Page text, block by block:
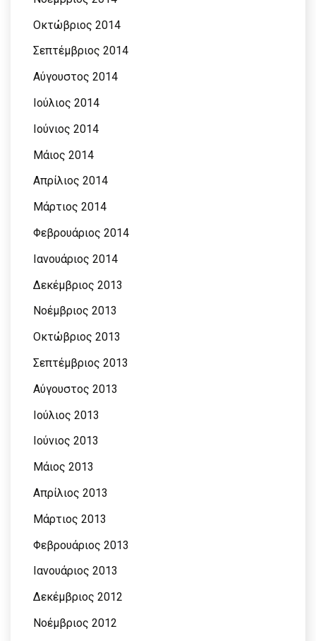
Οκτώβριος 2014
Σεπτέμβριος 2014
Αύγουστος 2014
Ιούλιος 2014
Ιούνιος 2014
Μάιος 2014
Απρίλιος 2014
Μάρτιος 2014
Φεβρουάριος 2014
Ιανουάριος 2014
Δεκέμβριος 2013
Νοέμβριος 2013
Οκτώβριος 2013
Σεπτέμβριος 2013
Αύγουστος 2013
Ιούλιος 2013
Ιούνιος 2013
Μάιος 2013
Απρίλιος 2013
Μάρτιος 2013
Φεβρουάριος 2013
Ιανουάριος 2013
Δεκέμβριος 2012
Νοέμβριος 2012